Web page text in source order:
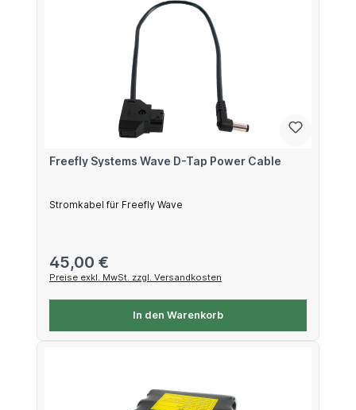
Freefly Systems Wave D-Tap Power Cable
Stromkabel für Freefly Wave
Regulärer Preis:
45,00 €
Preise exkl. MwSt. zzgl. Versandkosten
In den Warenkorb